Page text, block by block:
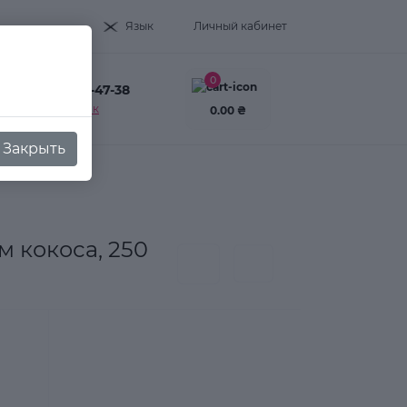
Язык Личный кабинет
+38(093) 995-47-38
Заказать звонок
0
0.00 ₴
Закрыть
кокоса, 250